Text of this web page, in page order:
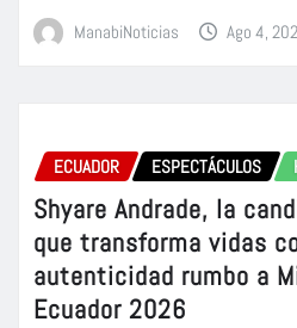
ManabiNoticias Ago 4,
ECUADOR ESPECTÁCULOS
Shyare Andrade, la
que transforma vidas
autenticidad rumbo a
Ecuador 2026